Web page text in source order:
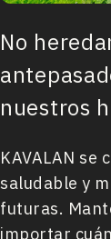
No
nuestros
KAVALAN
saludable y
futuras.
importar